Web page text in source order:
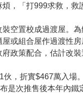
，「打999求救，救
裝空置校成過渡屋。
或組合屋作過渡性
政策配合，估計改
伙，折實$467萬入
是次推售後本年內鐵